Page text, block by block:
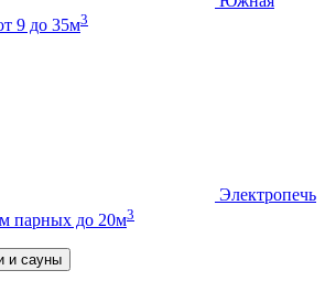
9 до 35м3
Электропечь
парных до 20м3
и сауны